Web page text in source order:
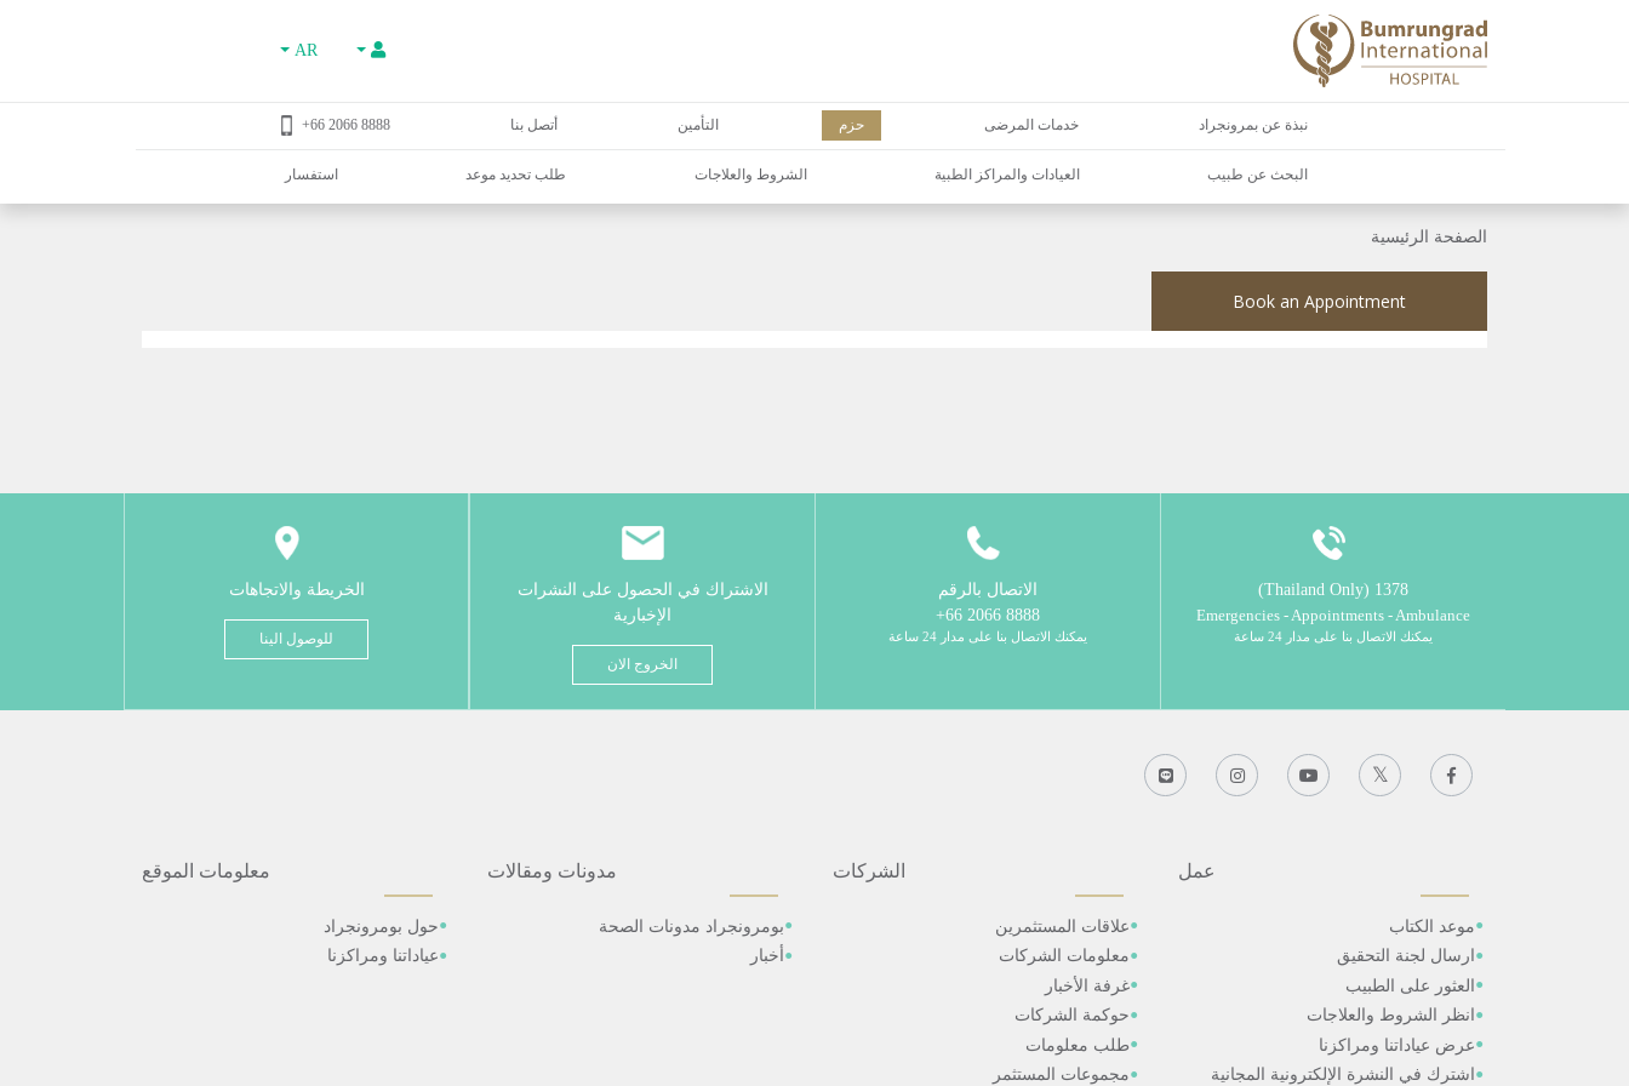
AR
نبذة عن بمرونجراد خدمات المرضى حزم التأمين أتصل بنا 8888 2066 66+
البحث عن طبيب العيادات والمراكز الطبية الشروط والعلاجات طلب تحديد موعد استفسار
الصفحة الرئيسية
Book an Appointment
1378 (Thailand Only)
Emergencies - Appointments - Ambulance
يمكنك الاتصال بنا على مدار 24 ساعة
الاتصال بالرقم
8888 2066 66+
يمكنك الاتصال بنا على مدار 24 ساعة
الاشتراك في الحصول على النشرات
الإخبارية
الخروج الان
الخريطة والاتجاهات
للوصول الينا
عمل
موعد الكتاب
ارسال لجنة التحقيق
العثور على الطبيب
انظر الشروط والعلاجات
عرض عياداتنا ومراكزنا
اشترك في النشرة الإلكترونية المجانية
الشركات
علاقات المستثمرين
معلومات الشركات
غرفة الأخبار
حوكمة الشركات
طلب معلومات
مجموعات المستثمر
مدونات ومقالات
بومرونجراد مدونات الصحة
أخبار
معلومات الموقع
حول بومرونجراد
عياداتنا ومراكزنا